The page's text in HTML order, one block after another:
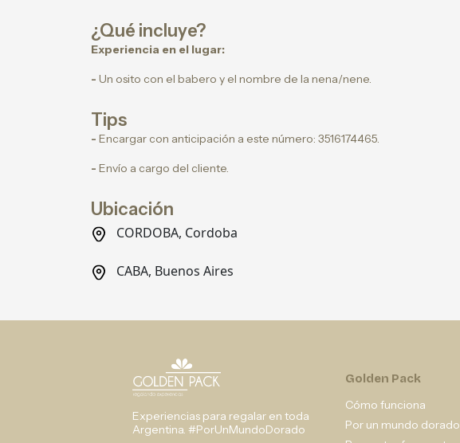
¿Qué incluye?
Experiencia en el lugar:
- Un osito con el babero y el nombre de la nena/nene.
Tips
- Encargar con anticipación a este número: 3516174465.
- Envío a cargo del cliente.
Ubicación
CORDOBA, Cordoba
CABA, Buenos Aires
Experiencias para regalar en toda
Argentina. #PorUnMundoDorado
Golden Pack
Cómo funciona
Por un mundo dorado